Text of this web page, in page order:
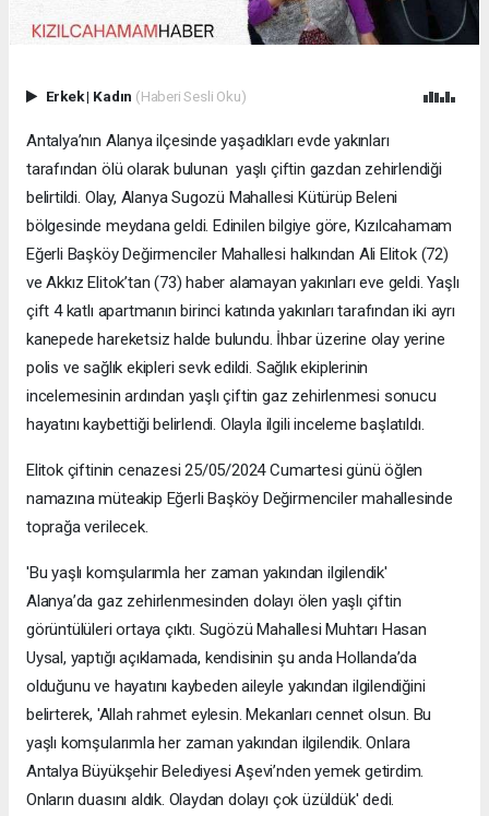
Erkek| Kadın (Haberi Sesli Oku)
Antalya’nın Alanya ilçesinde yaşadıkları evde yakınları
tarafından ölü olarak bulunan yaşlı çiftin gazdan zehirlendiği
belirtildi. Olay, Alanya Sugozü Mahallesi Kütürüp Beleni
bölgesinde meydana geldi. Edinilen bilgiye göre, Kızılcahamam
Eğerli Başköy Değirmenciler Mahallesi halkından Ali Elitok (72)
ve Akkız Elitok’tan (73) haber alamayan yakınları eve geldi. Yaşlı
çift 4 katlı apartmanın birinci katında yakınları tarafından iki ayrı
kanepede hareketsiz halde bulundu. İhbar üzerine olay yerine
polis ve sağlık ekipleri sevk edildi. Sağlık ekiplerinin
incelemesinin ardından yaşlı çiftin gaz zehirlenmesi sonucu
hayatını kaybettiği belirlendi. Olayla ilgili inceleme başlatıldı.
Elitok çiftinin cenazesi 25/05/2024 Cumartesi günü öğlen
namazına müteakip Eğerli Başköy Değirmenciler mahallesinde
toprağa verilecek.
'Bu yaşlı komşularımla her zaman yakından ilgilendik'
Alanya’da gaz zehirlenmesinden dolayı ölen yaşlı çiftin
görüntülüleri ortaya çıktı. Sugözü Mahallesi Muhtarı Hasan
Uysal, yaptığı açıklamada, kendisinin şu anda Hollanda’da
olduğunu ve hayatını kaybeden aileyle yakından ilgilendiğini
belirterek, 'Allah rahmet eylesin. Mekanları cennet olsun. Bu
yaşlı komşularımla her zaman yakından ilgilendik. Onlara
Antalya Büyükşehir Belediyesi Aşevi’nden yemek getirdim.
Onların duasını aldık. Olaydan dolayı çok üzüldük' dedi.